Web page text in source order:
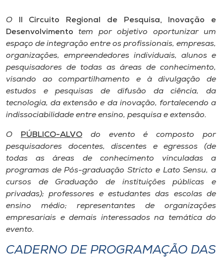
Museu
Unoesc
Store
Selecione
O
II Circuito Regional de Pesquisa, Inovação e
Desenvolvimento tem por objetivo oportunizar um
espaço de integração entre os profissionais, empresas,
organizações, empreendedores individuais, alunos e
pesquisadores de todas as áreas de conhecimento,
visando ao compartilhamento e à divulgação de
estudos e pesquisas de difusão da ciência, da
tecnologia, da extensão e da inovação, fortalecendo a
indissociabilidade entre ensino, pesquisa e extensão.
O PÚBLICO-ALVOdo evento é composto por
pesquisadores docentes, discentes e egressos (de
todas as áreas de conhecimento vinculadas a
programas de Pós-graduação Stricto e Lato Sensu, a
cursos de Graduação de instituições públicas e
privadas); professores e estudantes das escolas de
ensino médio; representantes de organizações
empresariais e demais interessados na temática do
evento.
CADERNO DE PROGRAMAÇÃO DAS